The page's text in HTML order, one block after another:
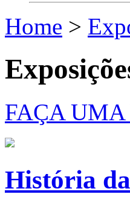
Home >
FAÇA
História